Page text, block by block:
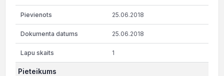
25.06.2018
25.06.2018
1
Pieteikums